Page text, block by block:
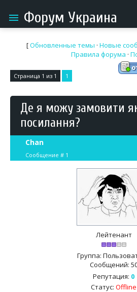
menu Форум Украина
[Обновленные темы · Новые
Правила форума ·
Страница 1 из 1 1
Де я можу замовити
посилання?
Chan
Сообщение # 1
Лейтенант
Группа:
Сообщений:
Репутация: 0
Статус: Offline